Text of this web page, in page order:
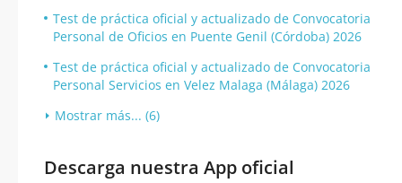
Test de práctica oficial y actualizado de Convocatoria
Personal de Oficios en Puente Genil (Córdoba) 2026
Test de práctica oficial y actualizado de Convocatoria
Personal Servicios en Velez Malaga (Málaga) 2026
Mostrar más... (6)
Descarga nuestra App oficial